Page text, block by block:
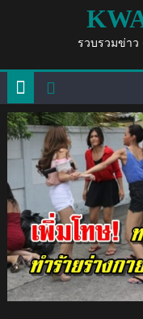
รวบรวมข่าว